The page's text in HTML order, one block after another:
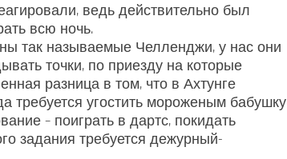
ведь действительно был
всю ночь.
так называемые Челленджи, у нас они
точки, по приезду на которые
разница в том, что в Ахтунге
требуется угостить мороженым бабушку
– поиграть в дартс, покидать
задания требуется дежурный-